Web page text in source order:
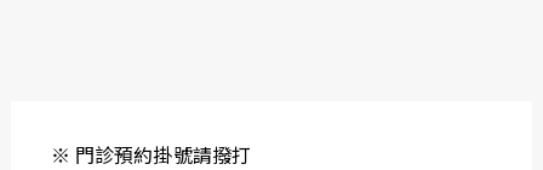
※ 門診預約掛號請撥打